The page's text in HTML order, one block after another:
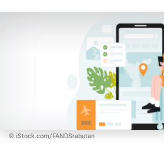
© iStock.com/FANDSrabutan